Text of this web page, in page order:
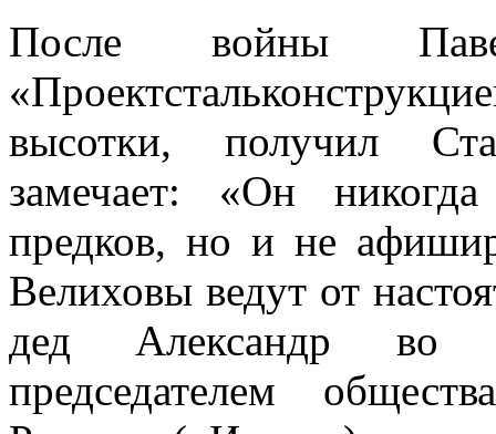
После войны
высотки, получил
замечает: «Он
предков, но и не
Велиховы ведут от
дед Александр во
председателем